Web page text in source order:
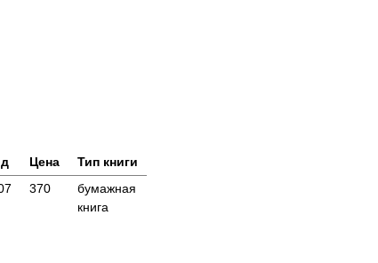
Цена
Тип книги
370
бумажная
книга